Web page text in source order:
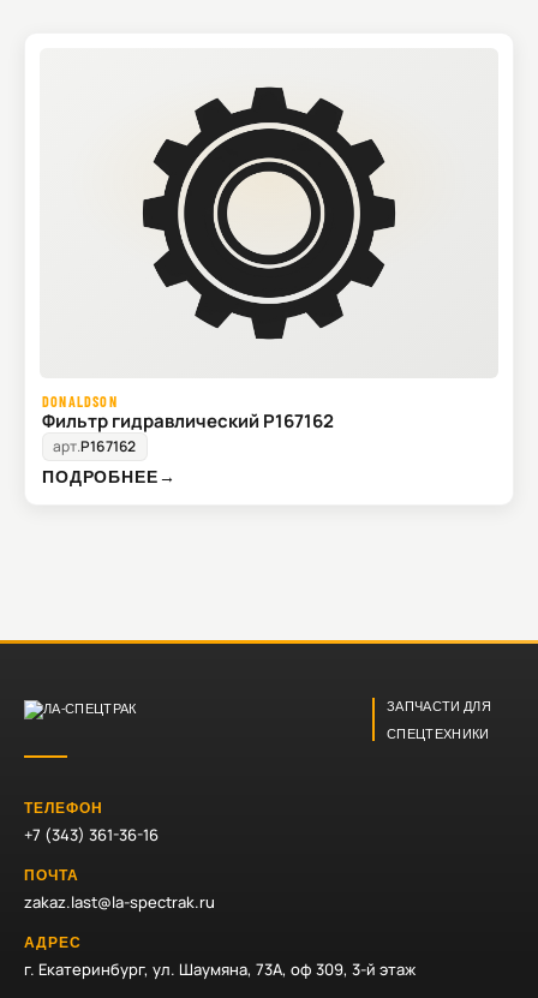
DONALDSON
Фильтр гидравлический P167162
арт.P167162
ПОДРОБНЕЕ→
ЗАПЧАСТИ ДЛЯ
СПЕЦТЕХНИКИ
ТЕЛЕФОН
+7 (343) 361-36-16
ПОЧТА
zakaz.last@la-spectrak.ru
АДРЕС
г. Екатеринбург, ул. Шаумяна, 73А, оф 309, 3-й этаж